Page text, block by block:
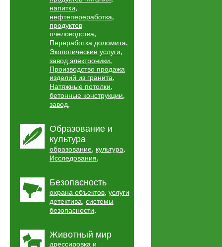
напитки,
нефтепереработка,
продуктов
пчеловодства,
Переработка доломита,
Экологические услуги,
завод электроники,
Производство продажа
изделий из гранита,
Натяжные потолки,
бетонные конструкции,
завод,
Образование и
культура
образование, культура,
Исследования,
Безопасность
охрана объектов, услуги
детектива, системы
безопасности,
Животный мир
дрессировка и